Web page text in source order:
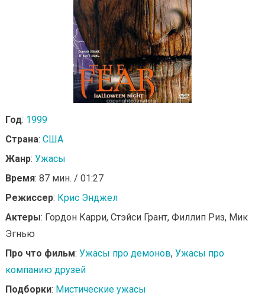
Год: 1999
Страна: США
Жанр: Ужасы
Время: 87 мин. / 01:27
Режиссер: Крис Энджел
Актеры: Гордон Карри, Стэйси Грант, Филлип Риз, Мик
Эгнью
Про что фильм: Ужасы про демонов, Ужасы про
компанию друзей
Подборки: Мистические ужасы